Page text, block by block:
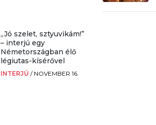
„Jó szelet, sztyuvikám!”
– interjú egy
Németországban élő
légiutas-kísérővel
INTERJÚ / NOVEMBER 16.